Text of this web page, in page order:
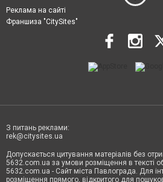
Реклама на сайті
Франшиза "CitySites"
З питань реклами:
rek@citysites.ua
Допускається цитування матеріалів без
5632.com.ua за умови розміщення в тексті
5632.com.ua - Сайт міста Павлограда. Для
розміщення прямого, відкритого для